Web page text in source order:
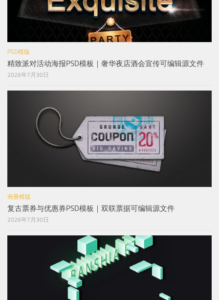
PSD模版
精致派对活动海报PSD模板｜奢华夜店酒会宣传可编辑源文件
2026年7月30日
画册模版
复古票券与优惠券PSD模板｜双联票据可编辑源文件
2026年7月30日